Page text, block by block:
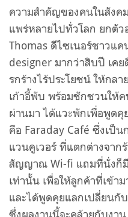
ความสำคัญของคนในสังค
แพร่หลายไปทั่วโลก ยกตัว
Thomas ดีไซเนอร์ชาวแ
designer มากว่าสิบปี เค
รกร้างไร้ประโยชน์ ให้กล
เก้าอี้พับ พร้อมชักชวนให้
ผ่านมา ได้แวะพักเพื่อพูดคุ
คือ Faraday Café ซึ่งเป็
แวนคูเวอร์ ที่แตกต่างจา
สัญญาณ Wi-fi แถมที่นั่งก็มี
เท่านั้น เพื่อให้ลูกค้าที่เข้า
และได้พูดคุยแลกเปลี่ยนกั
ซึ่งผลงานนี้จะคล้ายกับงา